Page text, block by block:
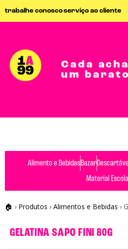
trabalhe conoscoserviço ao cliente
Cada
um barato
Alimento e BebidasBazar
Material
🏠 › Produtos › Alimentos e Bebidas ›
GELATINA SAPO FINI 80G